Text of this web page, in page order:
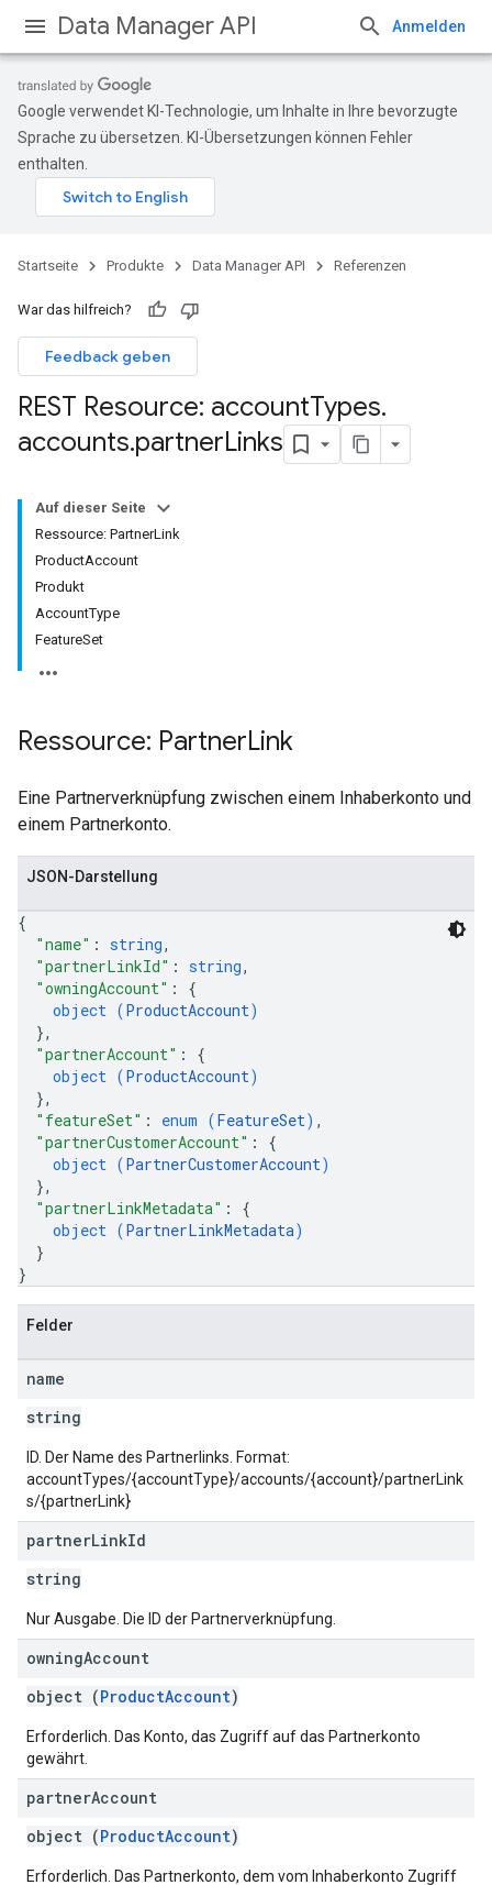
Data Manager API Anmelden
Google verwendet KI-Technologie, um Inhalte in Ihre bevorzugte
Sprache zu übersetzen. KI-Übersetzungen können Fehler
enthalten.
Startseite Produkte Data Manager API Referenzen
War das hilfreich?
Feedback geben
REST Resource: accountTypes.
accounts.partnerLinks
Auf dieser Seite
Ressource: PartnerLink
ProductAccount
Produkt
AccountType
FeatureSet
Ressource: PartnerLink
Eine Partnerverknüpfung zwischen einem Inhaberkonto und
einem Partnerkonto.
JSON-Darstellung
{
"name" : string,
"partnerLinkId" : string,
"owningAccount" : {
object (ProductAccount)
},
"partnerAccount" : {
object (ProductAccount)
},
"featureSet" : enum (FeatureSet) ,
"partnerCustomerAccount" : {
object (PartnerCustomerAccount)
},
"partnerLinkMetadata" : {
object (PartnerLinkMetadata)
}
}
Felder
name
string
ID. Der Name des Partnerlinks. Format:
accountTypes/{accountType}/accounts/{account}/partnerLink
s/{partnerLink}
partnerLinkId
string
Nur Ausgabe. Die ID der Partnerverknüpfung.
owningAccount
object (ProductAccount)
Erforderlich. Das Konto, das Zugriff auf das Partnerkonto
gewährt.
partnerAccount
object (ProductAccount)
Erforderlich. Das Partnerkonto, dem vom Inhaberkonto Zugriff